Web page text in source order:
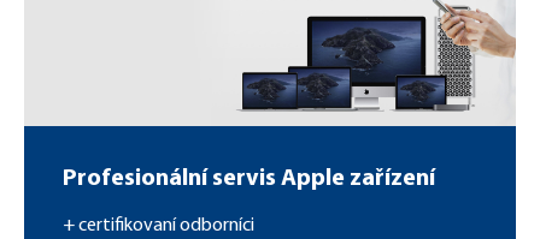
Profesionální servis Apple zařízení
+ certifikovaní odborníci